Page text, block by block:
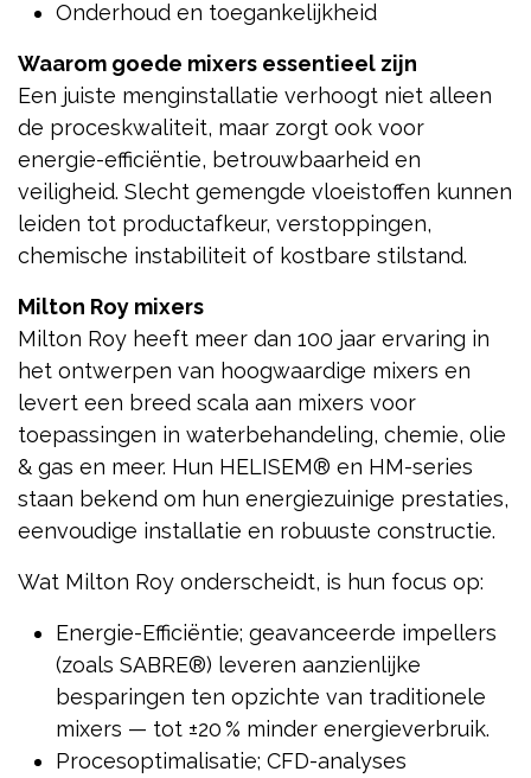
Onderhoud en toegankelijkheid
Waarom goede mixers essentieel zijn
Een juiste menginstallatie verhoogt niet alleen
de proceskwaliteit, maar zorgt ook voor
energie-efficiëntie, betrouwbaarheid en
veiligheid. Slecht gemengde vloeistoffen kunnen
leiden tot productafkeur, verstoppingen,
chemische instabiliteit of kostbare stilstand.
Milton Roy mixers
Milton Roy heeft meer dan 100 jaar ervaring in
het ontwerpen van hoogwaardige mixers en
levert een breed scala aan mixers voor
toepassingen in waterbehandeling, chemie, olie
& gas en meer. Hun HELISEM® en HM-series
staan bekend om hun energiezuinige prestaties,
eenvoudige installatie en robuuste constructie.
Wat Milton Roy onderscheidt, is hun focus op:
Energie-Efficiëntie; geavanceerde impellers
(zoals SABRE®) leveren aanzienlijke
besparingen ten opzichte van traditionele
mixers — tot ±20 % minder energieverbruik.
Procesoptimalisatie; CFD-analyses